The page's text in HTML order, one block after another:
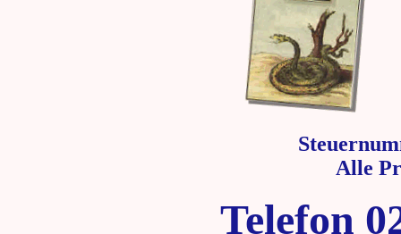
Alle
Telefon